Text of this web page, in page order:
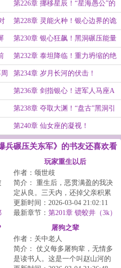
穿母舰！
第226章 挪移星辰！“星海愚公”的
大手笔！
第228章 灵能火种！银心边界的诡
异波动！
第230章 银心狂飙！黑洞碾压能量
伪神！
第232章 泰坦降临！重力坍缩的绝
杀！
第234章 岁月长河的伏击！
第236章 剑指银心！进军人马座A
第238章 夺取大渊！“盘古”黑洞引
擎的构想！
第240章 仙女座的凝视！
兵碾压关东军》的书友还喜欢看
玩家重生以后
作者：颂世歧
简介： 重生后，恶贯满盈的我决
定从良。三天内，还掉父亲积累
的赌债，拜入天下第一大宗门，
找到前...
更新时间：2026-03-04 21:02:11
最新章节： 第201章 锁蛟井（3k）
屠狗之辈
作者：关中老人
简介： 仗义每多屠狗辈，无情多
是读书人。这是一个叫赵山河的